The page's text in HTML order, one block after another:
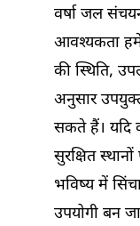
वर्षा जल
आवश्यकता
की स्थिति,
अनुसार
सकते हैं। यदि
सुरक्षित
भविष्य में
उपयोगी बन